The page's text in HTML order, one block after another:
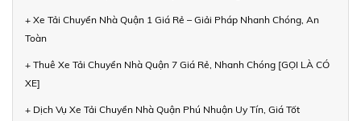
+ Xe Tải Chuyển Nhà Quận 1 Giá Rẻ – Giải Pháp Nhanh Chóng, An
Toàn
+ Thuê Xe Tải Chuyển Nhà Quận 7 Giá Rẻ, Nhanh Chóng [GỌI LÀ CÓ
XE]
+ Dịch Vụ Xe Tải Chuyển Nhà Quận Phú Nhuận Uy Tín, Giá Tốt